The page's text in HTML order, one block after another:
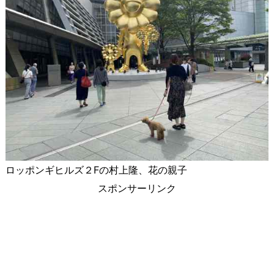
ロッポンギヒルズ２Fの村上隆、花の親子
スポンサーリンク